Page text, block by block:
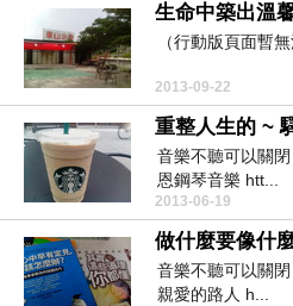
生命中築出溫
（行動版頁面暫
2013-09-22
重整人生的 ~
音樂不聽可以關
恩鋼琴音樂 htt...
2013-06-19
做什麼要像什
音樂不聽可以關
親愛的路人 h...